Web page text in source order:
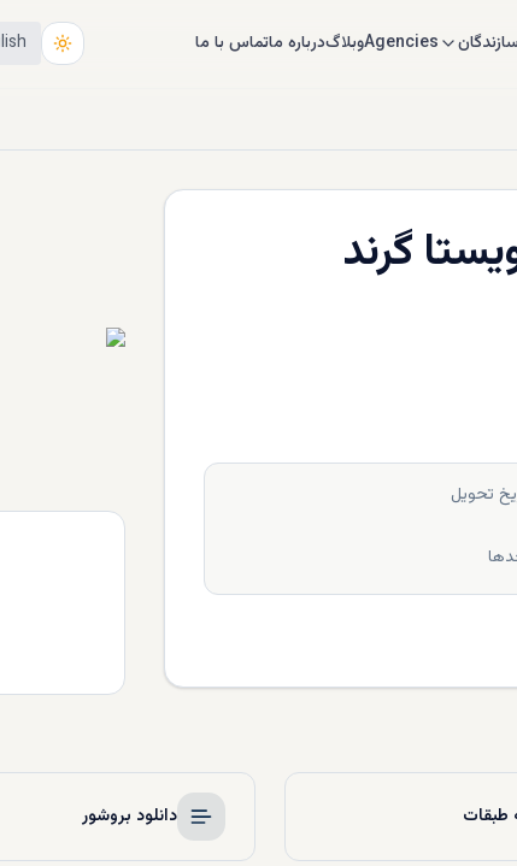
سازندگان Agenciesوبلاگدرباره ماتماس با ما
گرند
تحویل
طبقات دانلود بروشور